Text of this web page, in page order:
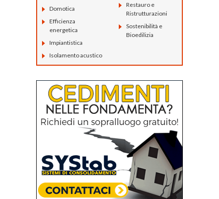
Domotica
Efficienza
energetica
Impiantistica
Isolamento acustico
Restauro e
Ristrutturazioni
Sostenibilità e
Bioedilizia